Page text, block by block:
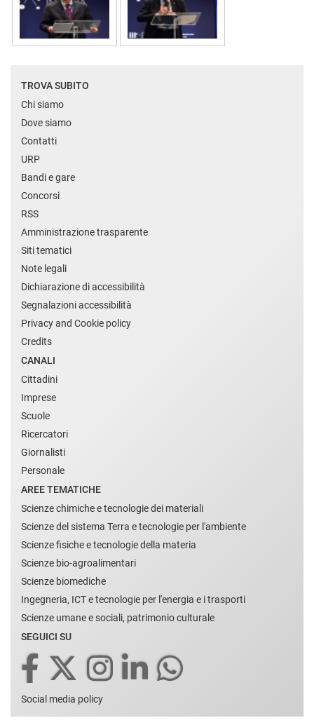
TROVA SUBITO
Chi siamo
Dove siamo
Contatti
URP
Bandi e gare
Concorsi
RSS
Amministrazione trasparente
Siti tematici
Note legali
Dichiarazione di accessibilità
Segnalazioni accessibilità
Privacy and Cookie policy
Credits
CANALI
Cittadini
Imprese
Scuole
Ricercatori
Giornalisti
Personale
AREE TEMATICHE
Scienze chimiche e tecnologie dei materiali
Scienze del sistema Terra e tecnologie per l'ambiente
Scienze fisiche e tecnologie della materia
Scienze bio-agroalimentari
Scienze biomediche
Ingegneria, ICT e tecnologie per l'energia e i trasporti
Scienze umane e sociali, patrimonio culturale
SEGUICI SU
Social media policy